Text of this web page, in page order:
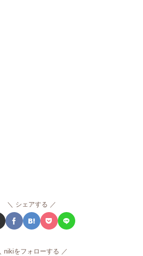
シェアする
nikiをフォローする